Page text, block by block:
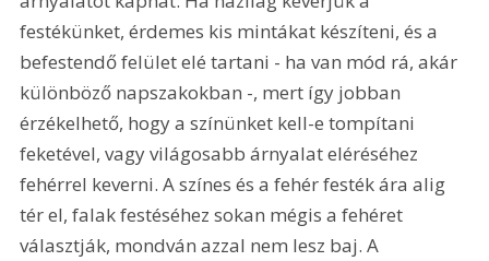
festékünket, érdemes kis mintákat készíteni, és a
befestendő felület elé tartani - ha van mód rá, akár
különböző napszakokban -, mert így jobban
érzékelhető, hogy a színünket kell-e tompítani
feketével, vagy világosabb árnyalat eléréséhez
fehérrel keverni. A színes és a fehér festék ára alig
tér el, falak festéséhez sokan mégis a fehéret
választják, mondván azzal nem lesz baj. A